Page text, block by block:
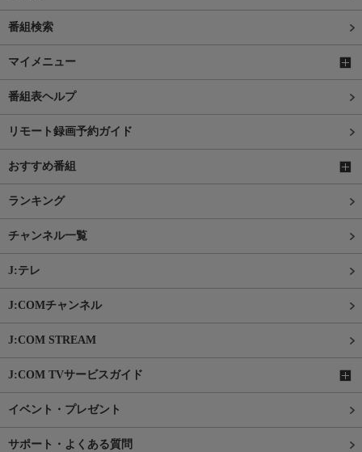
番組検索
マイメニュー
番組表ヘルプ
リモート録画予約ガイド
おすすめ番組
ランキング
チャンネル一覧
J:テレ
J:COMチャンネル
J:COM STREAM
J:COM TVサービスガイド
イベント・プレゼント
サポート・よくある質問